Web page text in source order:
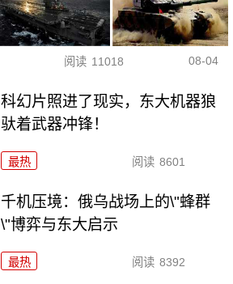
阅读 11018 08-04
科幻片照进了现实，东大机器狼
驮着武器冲锋！
最热 阅读 8601
千机压境：俄乌战场上的\"蜂群
\"博弈与东大启示
最热 阅读 8392